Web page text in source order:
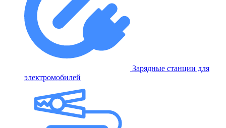
Зарядные станции для
электромобилей